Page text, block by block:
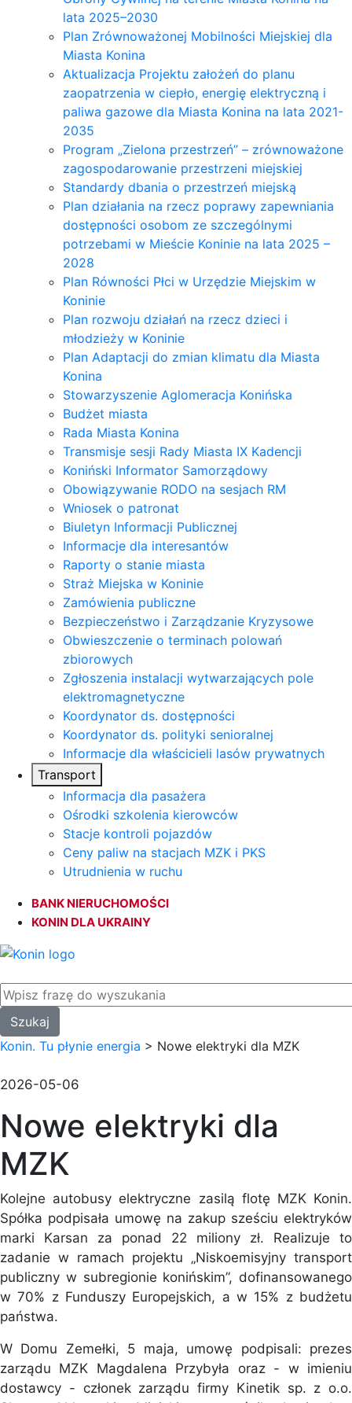
lata 2025–2030
Plan Zrównoważonej Mobilności Miejskiej dla
Miasta Konina
Aktualizacja Projektu założeń do planu
zaopatrzenia w ciepło, energię elektryczną i
paliwa gazowe dla Miasta Konina na lata 2021-
2035
Program „Zielona przestrzeń” – zrównoważone
zagospodarowanie przestrzeni miejskiej
Standardy dbania o przestrzeń miejską
Plan działania na rzecz poprawy zapewniania
dostępności osobom ze szczególnymi
potrzebami w Mieście Koninie na lata 2025 –
2028
Plan Równości Płci w Urzędzie Miejskim w
Koninie
Plan rozwoju działań na rzecz dzieci i
młodzieży w Koninie
Plan Adaptacji do zmian klimatu dla Miasta
Konina
Stowarzyszenie Aglomeracja Konińska
Budżet miasta
Rada Miasta Konina
Transmisje sesji Rady Miasta IX Kadencji
Koniński Informator Samorządowy
Obowiązywanie RODO na sesjach RM
Wniosek o patronat
Biuletyn Informacji Publicznej
Informacje dla interesantów
Raporty o stanie miasta
Straż Miejska w Koninie
Zamówienia publiczne
Bezpieczeństwo i Zarządzanie Kryzysowe
Obwieszczenie o terminach polowań
zbiorowych
Zgłoszenia instalacji wytwarzających pole
elektromagnetyczne
Koordynator ds. dostępności
Koordynator ds. polityki senioralnej
Informacje dla właścicieli lasów prywatnych
Transport
Informacja dla pasażera
Ośrodki szkolenia kierowców
Stacje kontroli pojazdów
Ceny paliw na stacjach MZK i PKS
Utrudnienia w ruchu
BANK NIERUCHOMOŚCI
KONIN DLA UKRAINY
Konin. Tu płynie energia > Nowe elektryki dla MZK
2026-05-06
Nowe elektryki dla
MZK
Kolejne autobusy elektryczne zasilą flotę MZK Konin.
Spółka podpisała umowę na zakup sześciu elektryków
marki Karsan za ponad 22 miliony zł. Realizuje to
zadanie w ramach projektu „Niskoemisyjny transport
publiczny w subregionie konińskim”, dofinansowanego
w 70% z Funduszy Europejskich, a w 15% z budżetu
państwa.
W Domu Zemełki, 5 maja, umowę podpisali: prezes
zarządu MZK Magdalena Przybyła oraz - w imieniu
dostawcy - członek zarządu firmy Kinetik sp. z o.o.